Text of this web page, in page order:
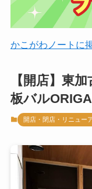
かこがわノートに
【開店】東
板バル
開店・閉店・リニュー